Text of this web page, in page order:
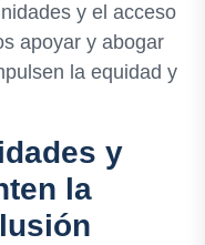
y el acceso
apoyar y abogar
la equidad y
y
la